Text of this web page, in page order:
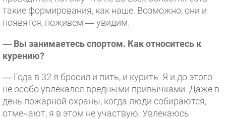
такие формирования, как наше. Возможно, они и
появятся, поживем — увидим.
— Вы занимаетесь спортом. Как относитесь к
курению?
— Года в 32 я бросил и пить, и курить. Я и до этого
не особо увлекался вредными привычками. Даже в
день пожарной охраны, когда люди собираются,
отмечают, я в этом не участвую. Увлекаюсь